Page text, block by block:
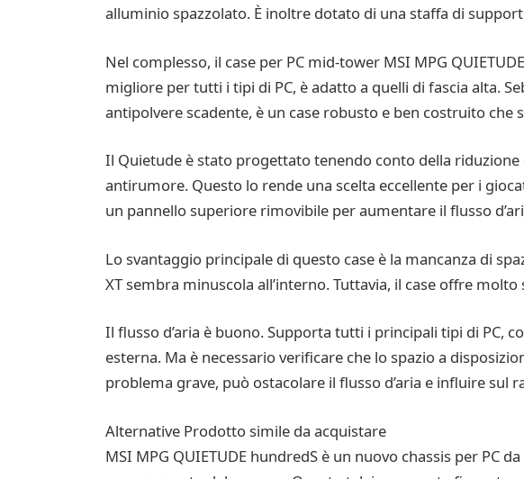
alluminio spazzolato. È inoltre dotato di una staffa di
Nel complesso, il case per PC mid-tower MSI MPG
migliore per tutti i tipi di PC, è adatto a quelli di fascia alta.
antipolvere scadente, è un case robusto e ben costruito che
Il Quietude è stato progettato tenendo conto della
antirumore. Questo lo rende una scelta eccellente per i
un pannello superiore rimovibile per aumentare il flusso
Lo svantaggio principale di questo case è la mancanza di
XT sembra minuscola all’interno. Tuttavia, il case offre
Il flusso d’aria è buono. Supporta tutti i principali tipi di PC,
esterna. Ma è necessario verificare che lo spazio a
problema grave, può ostacolare il flusso d’aria e influire sul
Alternative Prodotto simile da acquistare
MSI MPG QUIETUDE hundredS è un nuovo chassis per PC